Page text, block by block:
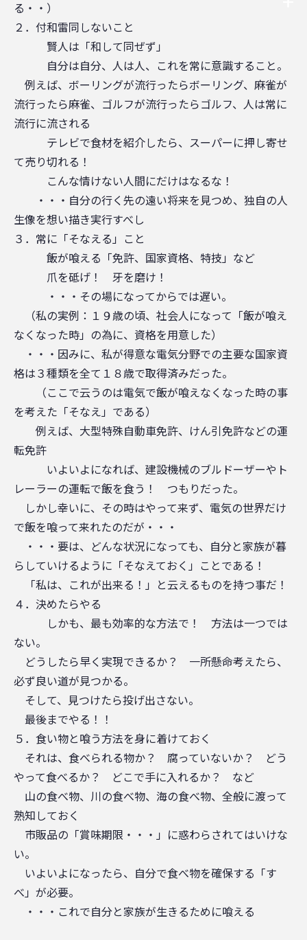
る・・）
２．付和雷同しないこと
賢人は「和して同ぜず」
自分は自分、人は人、これを常に意識すること。
例えば、ボーリングが流行ったらボーリング、麻雀が
流行ったら麻雀、ゴルフが流行ったらゴルフ、人は常に
流行に流される
テレビで食材を紹介したら、スーパーに押し寄せ
て売り切れる！
こんな情けない人間にだけはなるな！
・・・自分の行く先の遠い将来を見つめ、独自の人
生像を想い描き実行すべし
３．常に「そなえる」こと
飯が喰える「免許、国家資格、特技」など
爪を砥げ！ 牙を磨け！
・・・その場になってからでは遅い。
（私の実例：１９歳の頃、社会人になって「飯が喰え
なくなった時」の為に、資格を用意した）
・・・因みに、私が得意な電気分野での主要な国家資
格は３種類を全て１８歳で取得済みだった。
（ここで云うのは電気で飯が喰えなくなった時の事
を考えた「そなえ」である）
例えば、大型特殊自動車免許、けん引免許などの運
転免許
いよいよになれば、建設機械のブルドーザーやト
レーラーの運転で飯を食う！ つもりだった。
しかし幸いに、その時はやって来ず、電気の世界だけ
で飯を喰って来れたのだが・・・
・・・要は、どんな状況になっても、自分と家族が暮
らしていけるように「そなえておく」ことである！
「私は、これが出来る！」と云えるものを持つ事だ！
４．決めたらやる
しかも、最も効率的な方法で！ 方法は一つでは
ない。
どうしたら早く実現できるか？ 一所懸命考えたら、
必ず良い道が見つかる。
そして、見つけたら投げ出さない。
最後までやる！！
５．食い物と喰う方法を身に着けておく
それは、食べられる物か？ 腐っていないか？ どう
やって食べるか？ どこで手に入れるか？ など
山の食べ物、川の食べ物、海の食べ物、全般に渡って
熟知しておく
市販品の「賞味期限・・・」に惑わらされてはいけな
い。
いよいよになったら、自分で食べ物を確保する「す
べ」が必要。
・・・これで自分と家族が生きるために喰える